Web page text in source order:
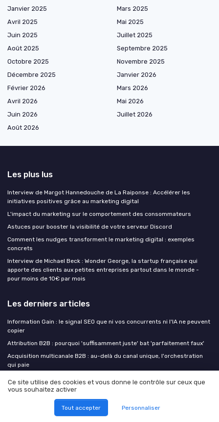
Janvier 2025
Mars 2025
Avril 2025
Mai 2025
Juin 2025
Juillet 2025
Août 2025
Septembre 2025
Octobre 2025
Novembre 2025
Décembre 2025
Janvier 2026
Février 2026
Mars 2026
Avril 2026
Mai 2026
Juin 2026
Juillet 2026
Août 2026
Les plus lus
Interview de Margot Hannedouche de La Raiponse : Accélérer les
initiatives positives grâce au marketing digital
L'impact du marketing sur le comportement des consommateurs
Astuces pour booster la visibilité de votre serveur Discord
Comment les nudges transforment le marketing digital : exemples
concrets
Interview de Michael Beck : Wonder George, la startup française qui
apporte des clients aux petites entreprises partout dans le monde -
pour moins de 10€ par mois
Les derniers articles
Information Gain : le signal SEO que ni vos concurrents ni l'IA ne peuvent
copier
Attribution B2B : pourquoi 'suffisamment juste' bat 'parfaitement faux'
Acquisition multicanale B2B : au-delà du canal unique, l'orchestration
qui paie
temps de formation des équipes marketing
Formuler une single minded proposition puissante pour un marketing de
contenu qui marque
Ce site utilise des cookies et vous donne le contrôle sur ceux que
vous souhaitez activer
Tout accepter Personnaliser